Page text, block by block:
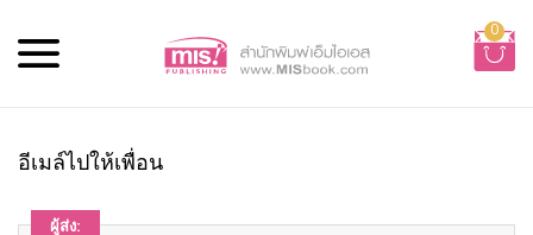
0
อีเมล์ไปให้เพื่อน
ผู้ส่ง: